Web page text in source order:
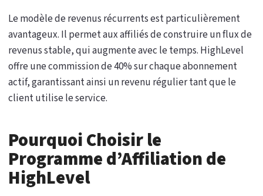
Le modèle de revenus récurrents est particulièrement
avantageux. Il permet aux affiliés de construire un flux de
revenus stable, qui augmente avec le temps. HighLevel
offre une commission de 40% sur chaque abonnement
actif, garantissant ainsi un revenu régulier tant que le
client utilise le service.
Pourquoi Choisir le
Programme d’Affiliation de
HighLevel